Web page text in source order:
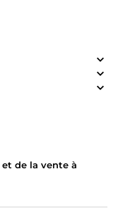
de la vente à